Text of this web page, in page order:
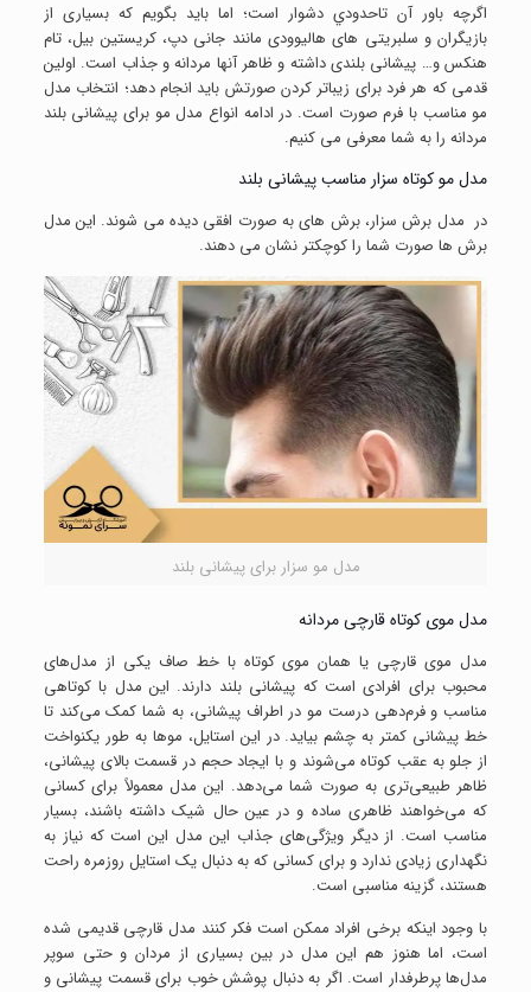
اگرچه باور آن تاحدودي دشوار است؛ اما باید بگویم که بسیاری از
بازیگران و سلبریتی های هالیوودی مانند جانی دپ، کریستین بیل، تام
هنکس و… پیشانی بلندی داشته و ظاهر آنها مردانه و جذاب است. اولین
قدمی که هر فرد برای زیباتر کردن صورتش باید انجام دهد؛ انتخاب مدل
مو مناسب با فرم صورت است. در ادامه انواع مدل مو برای پیشانی بلند
مردانه را به شما معرفی می کنیم.
مدل مو کوتاه سزار مناسب پیشانی بلند
در مدل برش سزار، برش های به صورت افقی دیده می شوند. این مدل
برش ها صورت شما را کوچکتر نشان می دهند.
مدل مو سزار برای پیشانی بلند
مدل موی کوتاه قارچی مردانه
مدل موی قارچی یا همان موی کوتاه با خط صاف یکی از مدل‌های
محبوب برای افرادی است که پیشانی بلند دارند. این مدل با کوتاهی
مناسب و فرم‌دهی درست مو در اطراف پیشانی، به شما کمک می‌کند تا
خط پیشانی کمتر به چشم بیاید. در این استایل، موها به طور یکنواخت
از جلو به عقب کوتاه می‌شوند و با ایجاد حجم در قسمت بالای پیشانی،
ظاهر طبیعی‌تری به صورت شما می‌دهد. این مدل معمولاً برای کسانی
که می‌خواهند ظاهری ساده و در عین حال شیک داشته باشند، بسیار
مناسب است. از دیگر ویژگی‌های جذاب این مدل این است که نیاز به
نگهداری زیادی ندارد و برای کسانی که به دنبال یک استایل روزمره راحت
هستند، گزینه مناسبی است.
با وجود اینکه برخی افراد ممکن است فکر کنند مدل قارچی قدیمی شده
است، اما هنوز هم این مدل در بین بسیاری از مردان و حتی سوپر
مدل‌ها پرطرفدار است. اگر به دنبال پوشش خوب برای قسمت پیشانی و